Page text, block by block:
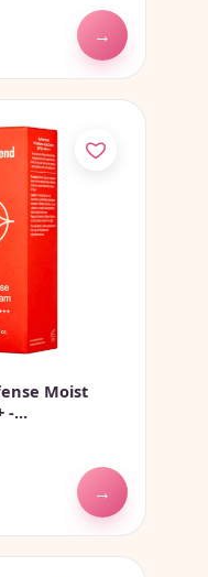
→
Moist
-...
→